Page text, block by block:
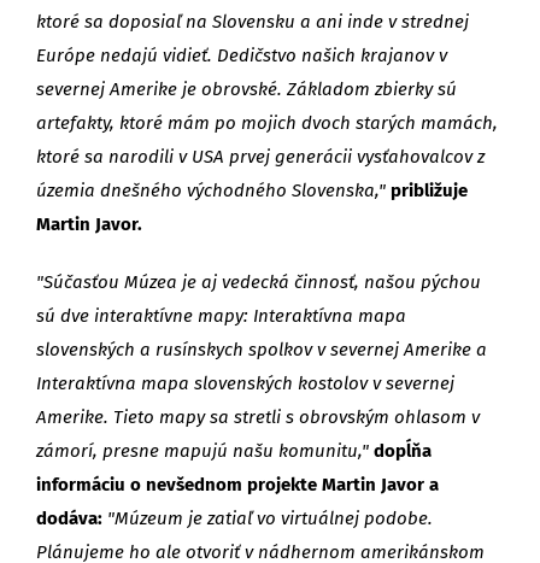
ktoré sa doposiaľ na Slovensku a ani inde v strednej
Európe nedajú vidieť. Dedičstvo našich krajanov v
severnej Amerike je obrovské. Základom zbierky sú
artefakty, ktoré mám po mojich dvoch starých mamách,
ktoré sa narodili v USA prvej generácii vysťahovalcov z
územia dnešného východného Slovenska," približuje
Martin Javor.
"Súčasťou Múzea je aj vedecká činnosť, našou pýchou
sú dve interaktívne mapy: Interaktívna mapa
slovenských a rusínskych spolkov v severnej Amerike a
Interaktívna mapa slovenských kostolov v severnej
Amerike. Tieto mapy sa stretli s obrovským ohlasom v
zámorí, presne mapujú našu komunitu," dopĺňa
informáciu o nevšednom projekte Martin Javor a
dodáva: "Múzeum je zatiaľ vo virtuálnej podobe.
Plánujeme ho ale otvoriť v nádhernom amerikánskom